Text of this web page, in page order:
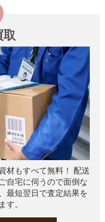
取
材もすべて無料！ 配送
自宅に伺うので面倒な
最短翌日で査定結果を
す。